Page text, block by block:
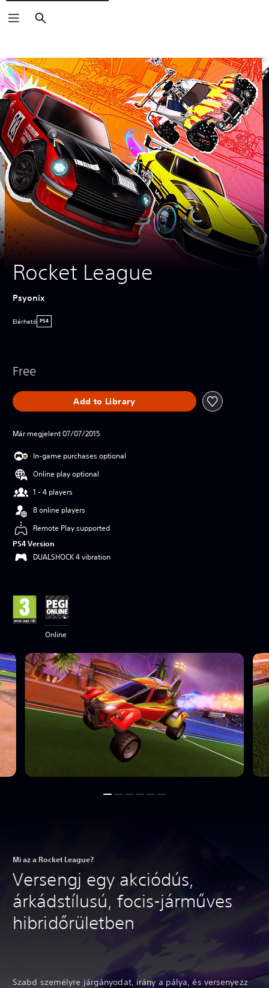
Keresés
Rocket League
Psyonix
Elérhetö PS4
Free
Add to Library
Már megjelent 07/07/2015
In-game purchases optional
Online play optional
1 - 4 players
8 online players
Remote Play supported
PS4 Version
DUALSHOCK 4 vibration
Online
Mi az a Rocket League?
Versengj egy akciódús,
árkádstílusú, focis-járműves
hibridőrületben
Szabd személyre járgányodat, irány a pálya, és versenyezz